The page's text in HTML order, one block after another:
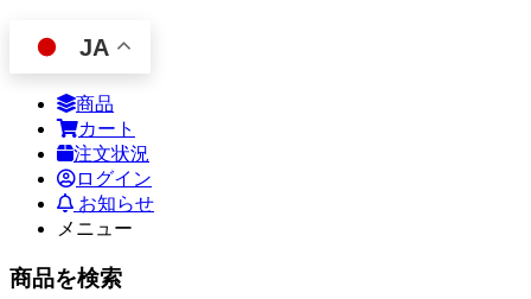
JA
商品
カート
注文状況
ログイン
お知らせ
メニュー
商品を検索